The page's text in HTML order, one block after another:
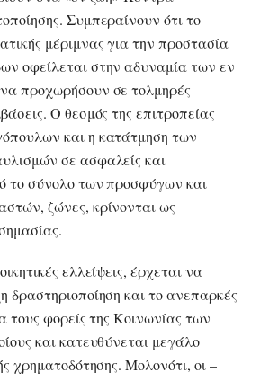
Συμπεραίνουν ότι το
μέριμνας για την προστασία
οφείλεται στην αδυναμία των εν
προχωρήσουν σε τολμηρές
Ο θεσμός της επιτροπείας
και η κατάτμηση των
σε ασφαλείς και
το σύνολο των προσφύγων και
ζώνες, κρίνονται ως
ελλείψεις, έρχεται να
δραστηριοποίηση και το ανεπαρκές
τους φορείς της Κοινωνίας των
και κατευθύνεται μεγάλο
χρηματοδότησης. Μολονότι, οι –